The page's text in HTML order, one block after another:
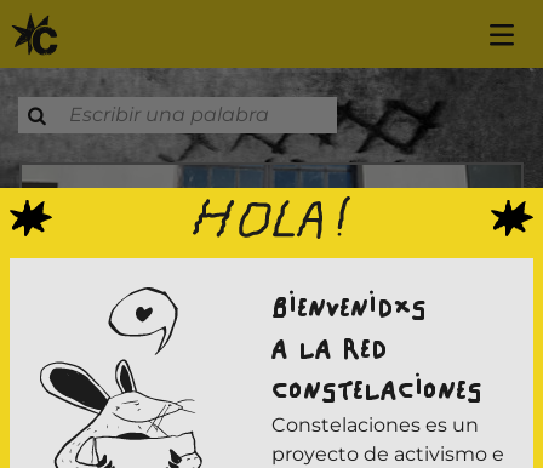
Saltar al contenido
Mural Casa Nuestros Hijos la Vida y la Esperanza
BIENVENIDXS
A LA RED
CONSTELACIONES
Constelaciones es un
proyecto de activismo e